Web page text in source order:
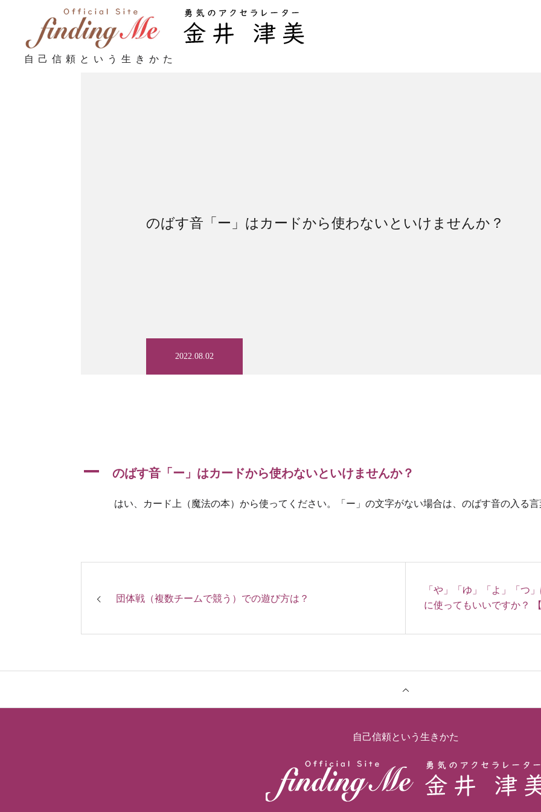
自己信頼という生きかた
ゲーム（Life with Social interest）
お問い合わせ
のばす音「ー」はカードから使わないといけませんか？
2022.08.02
A のばす音「ー」はカードから使わないといけませんか？
はい、カード上（魔法の本）から使ってください。「ー」の文字がない場合は、のばす音の入る言
団体戦（複数チームで競う）での遊び方は？
「や」「ゆ」「よ」「つ
に使ってもいいですか？
など
自己信頼という生きかた